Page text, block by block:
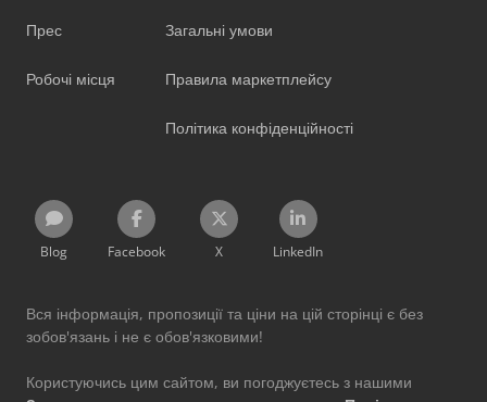
Прес
Робочі місця
Загальні умови
Правила маркетплейсу
Політика конфіденційності
Blog Facebook X LinkedIn
Вся інформація, пропозиції та ціни на цій сторінці є без
зобов'язань і не є обов'язковими!
Користуючись цим сайтом, ви погоджуєтесь з нашими